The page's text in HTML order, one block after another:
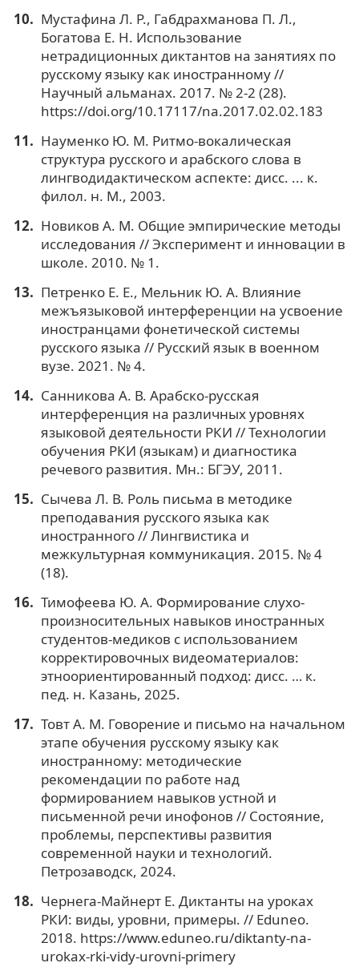
Мустафина Л. Р., Габдрахманова П. Л.,
Богатова Е. Н. Использование
нетрадиционных диктантов на занятиях по
русскому языку как иностранному //
Научный альманах. 2017. № 2-2 (28).
https://doi.org/10.17117/na.2017.02.02.183
Науменко Ю. М. Ритмо-вокалическая
структура русского и арабского слова в
лингводидактическом аспекте: дисс. ... к.
филол. н. М., 2003.
Новиков А. М. Общие эмпирические методы
исследования // Эксперимент и инновации в
школе. 2010. № 1.
Петренко Е. Е., Мельник Ю. А. Влияние
межъязыковой интерференции на усвоение
иностранцами фонетической системы
русского языка // Русский язык в военном
вузе. 2021. № 4.
Санникова А. В. Арабско-русская
интерференция на различных уровнях
языковой деятельности РКИ // Технологии
обучения РКИ (языкам) и диагностика
речевого развития. Мн.: БГЭУ, 2011.
Сычева Л. В. Роль письма в методике
преподавания русского языка как
иностранного // Лингвистика и
межкультурная коммуникация. 2015. № 4
(18).
Тимофеева Ю. А. Формирование слухо-
произносительных навыков иностранных
студентов-медиков с использованием
корректировочных видеоматериалов:
этноориентированный подход: дисс. … к.
пед. н. Казань, 2025.
Товт А. М. Говорение и письмо на начальном
этапе обучения русскому языку как
иностранному: методические
рекомендации по работе над
формированием навыков устной и
письменной речи инофонов // Состояние,
проблемы, перспективы развития
современной науки и технологий.
Петрозаводск, 2024.
Чернега-Майнерт Е. Диктанты на уроках
РКИ: виды, уровни, примеры. // Eduneo.
2018. https://www.eduneo.ru/diktanty-na-
urokax-rki-vidy-urovni-primery